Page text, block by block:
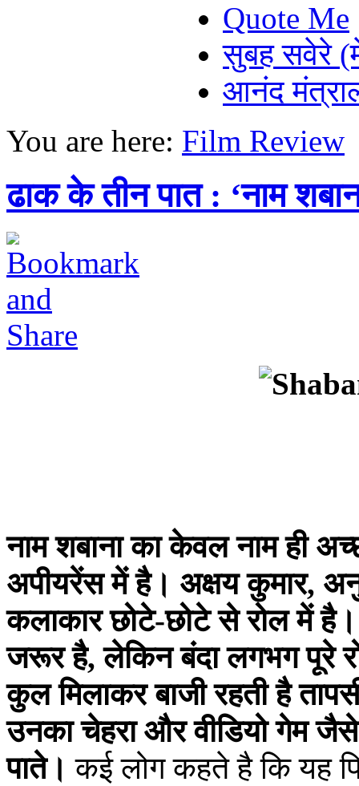
Quote Me
सुबह सवेरे
आनंद
You are here: Film Review
ढाक के तीन पात : ‘नाम
नाम शबाना का केवल नाम ही
अपीयरेंस में है। अक्षय कुमार,
कलाकार छोटे-छोटे से रोल में है।
जरूर है, लेकिन बंदा लगभग पूरे
कुल मिलाकर बाजी रहती है
उनका चेहरा और वीडियो गेम
पाते। कई लोग कहते है कि यह